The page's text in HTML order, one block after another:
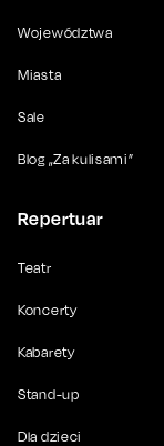
Województwa
Miasta
Sale
Blog „Za kulisami”
Repertuar
Teatr
Koncerty
Kabarety
Stand-up
Dla dzieci